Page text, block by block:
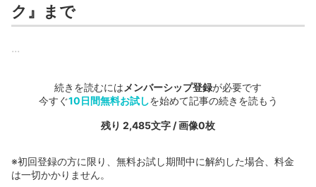
ク』まで
...
続きを読むには メンバーシップ登録が必要です
今すぐ10日間無料お試しを始めて記事の続きを読もう
残り 2,485文字 / 画像0枚
※初回登録の方に限り、無料お試し期間中に解約した場合、料金
は一切かかりません。